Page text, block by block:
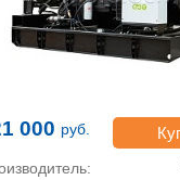
000 руб.